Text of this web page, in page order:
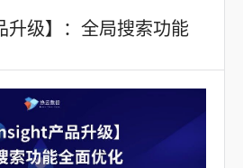
升级】：全局搜索功能